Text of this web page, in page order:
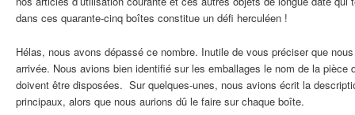
dans ces quarante-cinq boîtes constitue un défi herculéen !
Hélas, nous avons dépassé ce nombre. Inutile de vous préciser que
arrivée. Nous avions bien identifié sur les emballages le nom de la pièce
doivent être disposées. Sur quelques-unes, nous avions écrit la
principaux, alors que nous aurions dû le faire sur chaque boîte.